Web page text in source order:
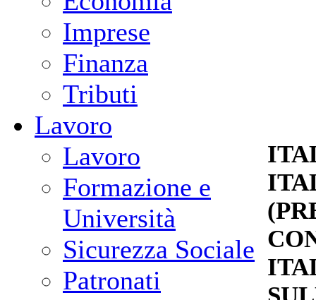
Imprese
Finanza
Tributi
Lavoro
Lavoro
Formazione e
Università
Sicurezza Sociale
Patronati